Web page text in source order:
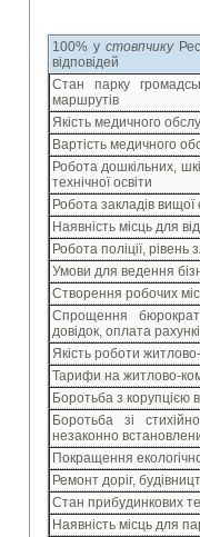
100% у стовпчику
відповідей
Стан парку
маршрутів
Якість медичного
Вартість медичного
Робота дошкільних,
технічної освіти
Робота закладів вищої
Наявність місць для
Робота поліції, рівень
Умови для ведення
Створення робочих
Спрощення
довідок, оплата
Якість роботи
Тарифи на житлово-
Боротьба з корупцією в
Боротьба зі
незаконно
Покращення
Ремонт доріг,
Стан прибудинкових
Наявність місць для